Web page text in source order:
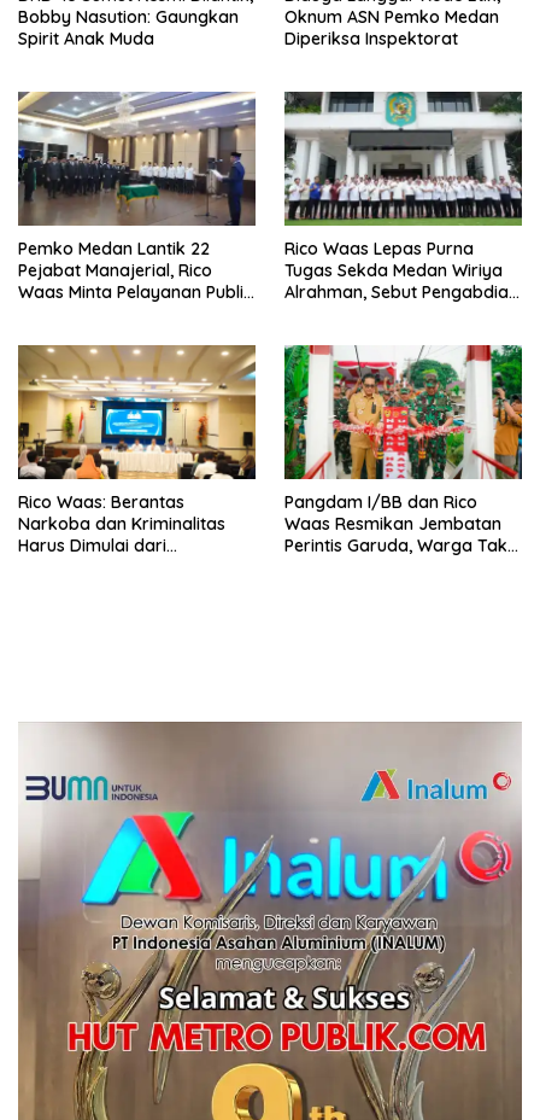
Bobby Nasution: Gaungkan
Spirit Anak Muda
Oknum ASN Pemko Medan
Diperiksa Inspektorat
Pemko Medan Lantik 22
Pejabat Manajerial, Rico
Waas Minta Pelayanan Publik
Rico Waas Lepas Purna
Tugas Sekda Medan Wiriya
Alrahman, Sebut Pengabdian
Rico Waas: Berantas
Narkoba dan Kriminalitas
Harus Dimulai dari
Pangdam I/BB dan Rico
Waas Resmikan Jembatan
Perintis Garuda, Warga Tak